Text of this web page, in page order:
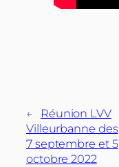
←
Réunion LVV
Villeurbanne des
7 septembre et 5
octobre 2022